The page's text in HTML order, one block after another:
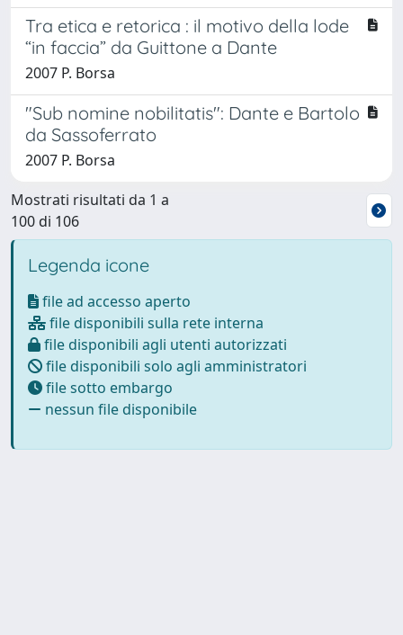
Tra etica e retorica : il motivo della lode
“in faccia” da Guittone a Dante
2007 P. Borsa
"Sub nomine nobilitatis": Dante e Bartolo
da Sassoferrato
2007 P. Borsa
Mostrati risultati da 1 a
100 di 106
Legenda icone
file ad accesso aperto
file disponibili sulla rete interna
file disponibili agli utenti autorizzati
file disponibili solo agli amministratori
file sotto embargo
nessun file disponibile